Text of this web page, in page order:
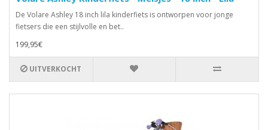
De Volare Ashley 18 inch lila kinderfiets is ontworpen voor jonge
fietsers die een stijlvolle en bet..
199,95€
UITVERKOCHT